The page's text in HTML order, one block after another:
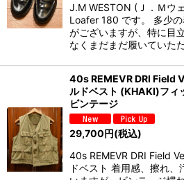
J.M WESTON (Ｊ．Ｍウ
Loafer 180 です。 多少
がございますが、特に目
なくまだまだ履いていた
40s REMEVR DRI Field
ルドベスト (KHAKI)フィ
ビンテージ
29,700円(税込)
40s REMEVR DRI Field
ドベスト 着用感、擦れ